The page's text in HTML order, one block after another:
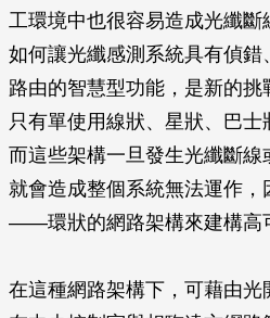
工環境中也很容易造成光纖
如何讓光纖感測系統具有偵
路由的智慧型功能，是新的
只有單使用線狀、星狀、巴
而這些架構一旦發生光纖斷線
就會造成整個系統無法運作，
——環狀的網路架構來建構高
在這種網路架構下，可藉由